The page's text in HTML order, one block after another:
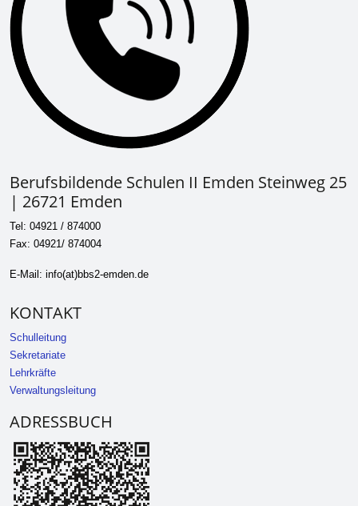
Berufsbildende Schulen II Emden Steinweg 25
| 26721 Emden
Tel: 04921 / 874000
Fax: 04921/ 874004
E-Mail: info(at)bbs2-emden.de
KONTAKT
Schulleitung
Sekretariate
Lehrkräfte
Verwaltungsleitung
ADRESSBUCH